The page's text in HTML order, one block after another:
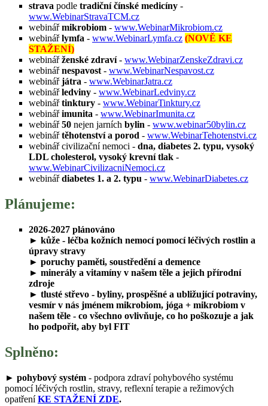
strava podle tradiční čínské medicíny -
www.WebinarStravaTCM.cz
webinářmikrobiom - www.WebinarMikrobiom.cz
webinářlymfa - www.WebinarLymfa.cz (NOVĚ KE
STAŽENÍ)
webinářženské zdraví- www.WebinarZenskeZdravi.cz
webinářnespavost - www.WebinarNespavost.cz
webinářjátra - www.WebinarJatra.cz
webinářledviny - www.WebinarLedviny.cz
webinářtinktury - www.WebinarTinktury.cz
webinářimunita - www.WebinarImunita.cz
webinář50 nejen jarních bylin - www.webinar50bylin.cz
webinářtěhotenství a porod - www.WebinarTehotenstvi.cz
webinář civilizační nemoci - dna, diabetes 2. typu, vysoký
LDL cholesterol, vysoký krevní tlak -
www.WebinarCivilizacniNemoci.cz
webinářdiabetes 1. a 2. typu - www.WebinarDiabetes.cz
Plánujeme:
2026-2027 plánováno
► kůže - léčba kožních nemocí pomocí léčivých rostlin a
úpravy stravy
► poruchy paměti, soustředění a demence
► minerály a vitamíny v našem těle a jejich přírodní
zdroje
► tlusté střevo - byliny, prospěšné a ubližující potraviny,
vesmír v nás jménem mikrobiom, jóga + mikrobiom v
našem těle - co všechno ovlivňuje, co ho poškozuje a jak
ho podpořit, aby byl FIT
Splněno:
► pohybový systém - podpora zdraví pohybového systému
pomocí léčivých rostlin, stravy, reflexní terapie a režimových
opatření KE STAŽENÍ ZDE.